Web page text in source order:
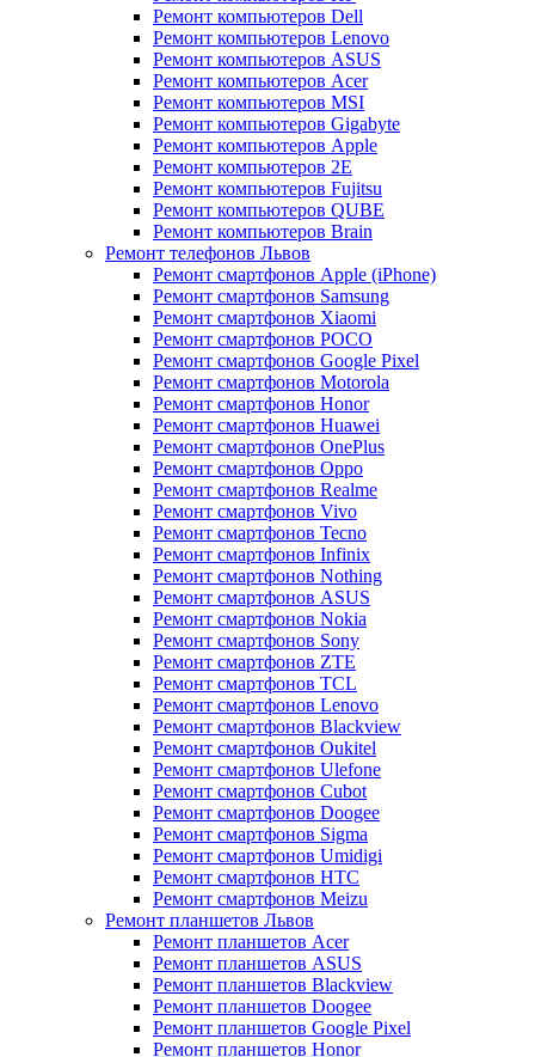
Ремонт компьютеров Dell
Ремонт компьютеров Lenovo
Ремонт компьютеров ASUS
Ремонт компьютеров Acer
Ремонт компьютеров MSI
Ремонт компьютеров Gigabyte
Ремонт компьютеров Apple
Ремонт компьютеров 2E
Ремонт компьютеров Fujitsu
Ремонт компьютеров QUBE
Ремонт компьютеров Brain
Ремонт телефонов Львов
Ремонт смартфонов Apple (iPhone)
Ремонт смартфонов Samsung
Ремонт смартфонов Xiaomi
Ремонт смартфонов POCO
Ремонт смартфонов Google Pixel
Ремонт смартфонов Motorola
Ремонт смартфонов Honor
Ремонт смартфонов Huawei
Ремонт смартфонов OnePlus
Ремонт смартфонов Oppo
Ремонт смартфонов Realme
Ремонт смартфонов Vivo
Ремонт смартфонов Tecno
Ремонт смартфонов Infinix
Ремонт смартфонов Nothing
Ремонт смартфонов ASUS
Ремонт смартфонов Nokia
Ремонт смартфонов Sony
Ремонт смартфонов ZTE
Ремонт смартфонов TCL
Ремонт смартфонов Lenovo
Ремонт смартфонов Blackview
Ремонт смартфонов Oukitel
Ремонт смартфонов Ulefone
Ремонт смартфонов Cubot
Ремонт смартфонов Doogee
Ремонт смартфонов Sigma
Ремонт смартфонов Umidigi
Ремонт смартфонов HTC
Ремонт смартфонов Meizu
Ремонт планшетов Львов
Ремонт планшетов Acer
Ремонт планшетов ASUS
Ремонт планшетов Blackview
Ремонт планшетов Doogee
Ремонт планшетов Google Pixel
Ремонт планшетов Honor